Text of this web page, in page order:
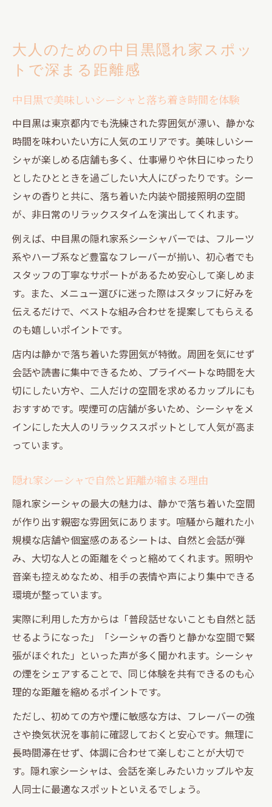
大人のための中目黒隠れ家スポッ
トで深まる距離感
中目黒で美味しいシーシャと落ち着き時間を体験
中目黒は東京都内でも洗練された雰囲気が漂い、静かな
時間を味わいたい方に人気のエリアです。美味しいシー
シャが楽しめる店舗も多く、仕事帰りや休日にゆったり
としたひとときを過ごしたい大人にぴったりです。シー
シャの香りと共に、落ち着いた内装や間接照明の空間
が、非日常のリラックスタイムを演出してくれます。
例えば、中目黒の隠れ家系シーシャバーでは、フルーツ
系やハーブ系など豊富なフレーバーが揃い、初心者でも
スタッフの丁寧なサポートがあるため安心して楽しめま
す。また、メニュー選びに迷った際はスタッフに好みを
伝えるだけで、ベストな組み合わせを提案してもらえる
のも嬉しいポイントです。
店内は静かで落ち着いた雰囲気が特徴。周囲を気にせず
会話や読書に集中できるため、プライベートな時間を大
切にしたい方や、二人だけの空間を求めるカップルにも
おすすめです。喫煙可の店舗が多いため、シーシャをメ
インにした大人のリラックススポットとして人気が高ま
っています。
隠れ家シーシャで自然と距離が縮まる理由
隠れ家シーシャの最大の魅力は、静かで落ち着いた空間
が作り出す親密な雰囲気にあります。喧騒から離れた小
規模な店舗や個室感のあるシートは、自然と会話が弾
み、大切な人との距離をぐっと縮めてくれます。照明や
音楽も控えめなため、相手の表情や声により集中できる
環境が整っています。
実際に利用した方からは「普段話せないことも自然と話
せるようになった」「シーシャの香りと静かな空間で緊
張がほぐれた」といった声が多く聞かれます。シーシャ
の煙をシェアすることで、同じ体験を共有できるのも心
理的な距離を縮めるポイントです。
ただし、初めての方や煙に敏感な方は、フレーバーの強
さや換気状況を事前に確認しておくと安心です。無理に
長時間滞在せず、体調に合わせて楽しむことが大切で
す。隠れ家シーシャは、会話を楽しみたいカップルや友
人同士に最適なスポットといえるでしょう。